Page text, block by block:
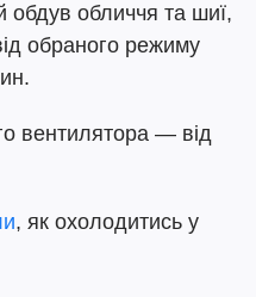
обдув обличчя та шиї,
обраного режиму
вентилятора — від
, як охолодитись у